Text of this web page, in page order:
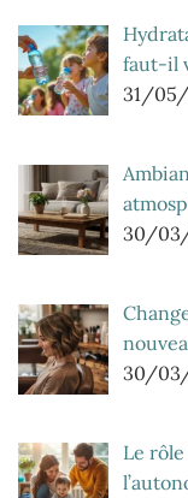
faut-il
31/
30/
30/
Le